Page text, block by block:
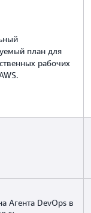
план для
рабочих
Агента DevOps в